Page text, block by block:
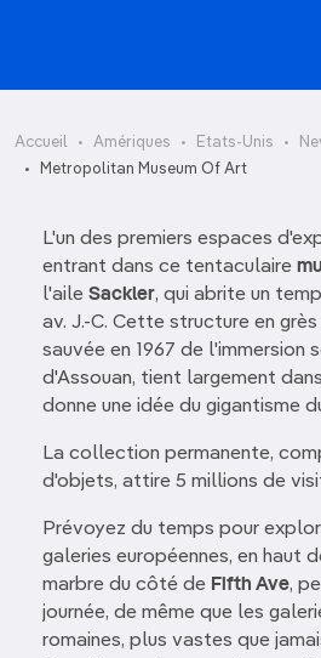
Accueil Amériques Etats-Unis
Metropolitan Museum Of Art
L'un des premiers espaces
entrant dans ce tentaculaire
l'aile Sackler, qui abrite un
av. J.-C. Cette structure en
sauvée en 1967 de l'immersion
d'Assouan, tient largement
donne une idée du gigantisme
La collection permanente,
d'objets, attire 5 millions de
Prévoyez du temps pour
galeries européennes, en haut
marbre du côté de Fifth Ave,
journée, de même que les
romaines, plus vastes que